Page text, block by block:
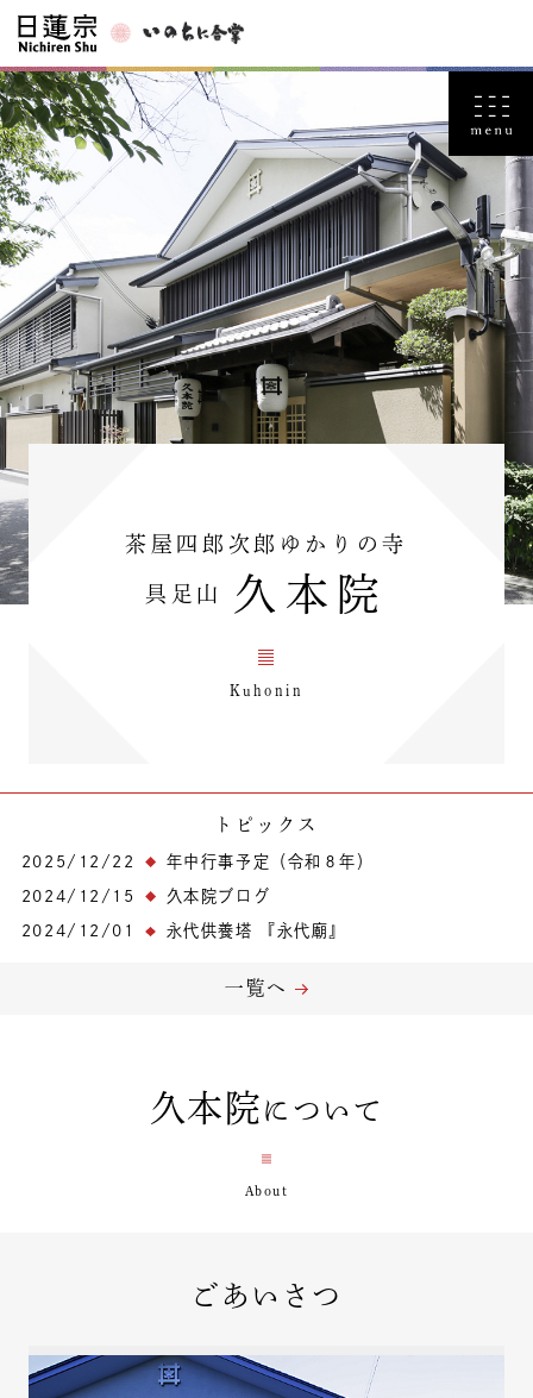
茶屋四郎次郎ゆかりの寺
具足山 久本院
Kuhonin
トピックス
2025/12/22 年中行事予定（令和８年）
2024/12/15 久本院ブログ
2024/12/01 永代供養塔 『永代廟』
一覧へ
久本院 について
ごあいさつ